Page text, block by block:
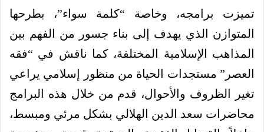
تميزت برامجه، وخاصة “كلمة سواء”، بطرحها
المتوازن الذي يهدف إلى بناء جسور من الفهم بين
المذاهب الإسلامية المختلفة، كما ناقش في “فقه
العصر” مستجدات الحياة من منظور إسلامي يراعي
تغير الظروف والأحوال، قدم من خلال هذه البرامج
محاضرات سعد الدين الهلالي بشكل مرئي ومبسط،